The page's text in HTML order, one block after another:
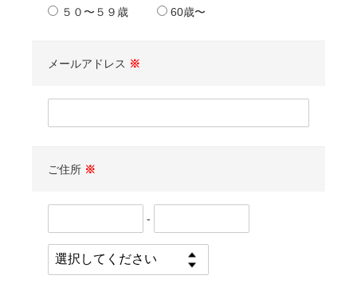
５０〜５９歳
60歳〜
メールアドレス ※
ご住所 ※
-